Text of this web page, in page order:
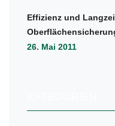
Effizienz und
26. Mai 2011